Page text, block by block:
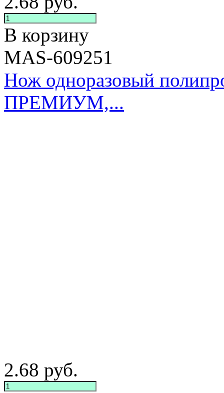
В корзину
MAS-609251
Нож одноразовый
ПРЕМИУМ,...
2.68 руб.